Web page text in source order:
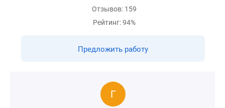
Отзывов: 159
Рейтинг: 94%
Предложить работу